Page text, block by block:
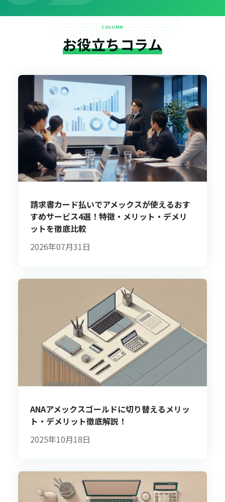
COLUMN
お役立ちコラム
請求書カード払いでアメックスが使えるおす
すめサービス4選！特徴・メリット・デメリ
ットを徹底比較
2026年07月31日
ANAアメックスゴールドに切り替えるメリッ
ト・デメリット徹底解説！
2025年10月18日